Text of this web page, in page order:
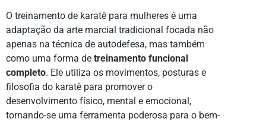
O treinamento de karatê para mulheres é uma
adaptação da arte marcial tradicional focada não
apenas na técnica de autodefesa, mas também
como uma forma de treinamento funcional
completo. Ele utiliza os movimentos, posturas e
filosofia do karatê para promover o
desenvolvimento físico, mental e emocional,
tornando-se uma ferramenta poderosa para o bem-